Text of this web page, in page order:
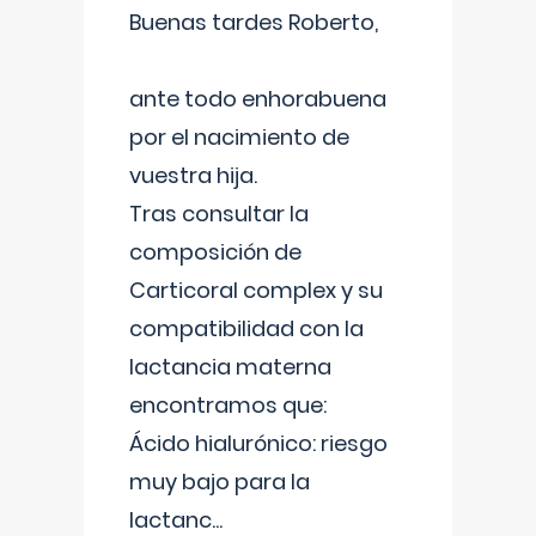
Buenas tardes Roberto,
ante todo enhorabuena
por el nacimiento de
vuestra hija.
Tras consultar la
composición de
Carticoral complex y su
compatibilidad con la
lactancia materna
encontramos que:
Ácido hialurónico: riesgo
muy bajo para la
lactanc...